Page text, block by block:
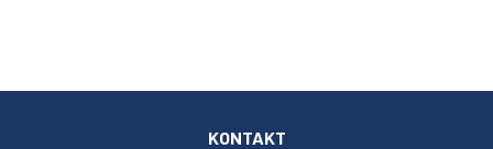
KONTAKT